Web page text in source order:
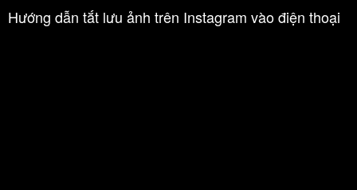
Hướng dẫn tắt lưu ảnh trên Instagram vào điện thoại